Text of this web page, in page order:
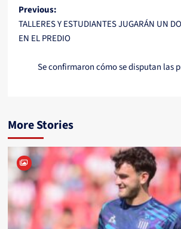
Post
navigation
Previous:
TALLERES Y ESTUDIANTES JUGARÁN UN
EN EL PREDIO
Se confirmaron cómo se disputan las
More Stories